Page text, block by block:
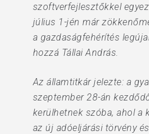
szoftverfejlesztőkkel
július 1-jén már
a gazdaságfehérítés
hozzá Tállai András.
Az államtitkár jelezte: a
szeptember 28-án
kerülhetnek szóba, ahol a
az új adóeljárási törvény